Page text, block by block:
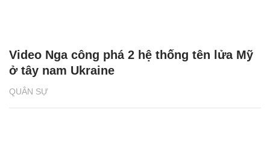
QUÂN SỰ
Video Nga công phá 2 hệ thống tên lửa Mỹ
ở tây nam Ukraine